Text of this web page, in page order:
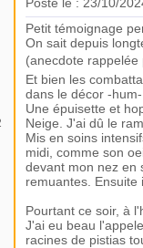
Petit témoignage
On sait depuis
(anecdote
Et bien les
dans le décor -
Une épuisette et
Neige. J'ai dû le
Mis en soins
midi, comme son
devant mon nez en
remuantes.
Pourtant ce soir, à
J'ai eu beau
racines de pistias